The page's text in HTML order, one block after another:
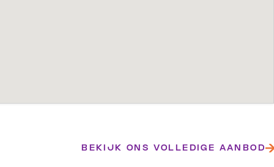
BEKIJK ONS VOLLEDIGE AANBOD
Godetiaweg 141